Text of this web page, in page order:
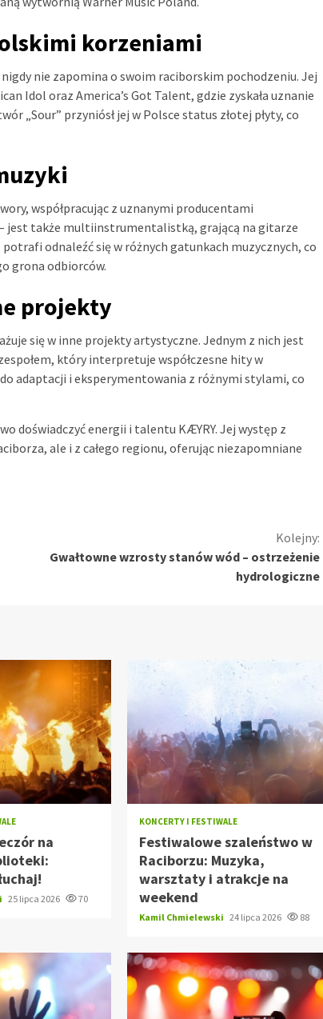
korzeniami
nie zapomina o swoim raciborskim pochodzeniu. Jej
Idol oraz America’s Got Talent, gdzie zyskała uznanie
„Sour” przyniósł jej w Polsce status złotej płyty, co
współpracując z uznanymi producentami
jest także multiinstrumentalistką, grającą na gitarze
odnaleźć się w różnych gatunkach muzycznych, co
grona odbiorców.
projekty
się w inne projekty artystyczne. Jednym z nich jest
który interpretuje współczesne hity w
adaptacji i eksperymentowania z różnymi stylami, co
doświadczyć energii i talentu KÆYRY. Jej występ z
ale i z całego regionu, oferując niezapomniane
Kolejny:
Gwałtowne wzrosty stanów wód – ostrzeżenie
hydrologiczne
na
25 lipca 2026 70
KONCERTY I FESTIWALE
Festiwalowe szaleństwo w
Raciborzu: Muzyka,
warsztaty i atrakcje na
weekend
Kamil Chmielewski 24 lipca 2026 88